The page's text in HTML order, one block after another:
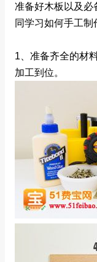
准备好木板以及必
同学习如何手工制
1、准备齐全的材
加工到位。